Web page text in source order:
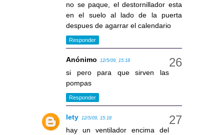
no se paque, el destornillador esta
en el suelo al lado de la puerta
despues de agarrar el calendario
Responder
Anónimo 12/5/09, 15:18
si pero para que sirven las
pompas
Responder
lety 12/5/09, 15:18
hay un ventilador encima del